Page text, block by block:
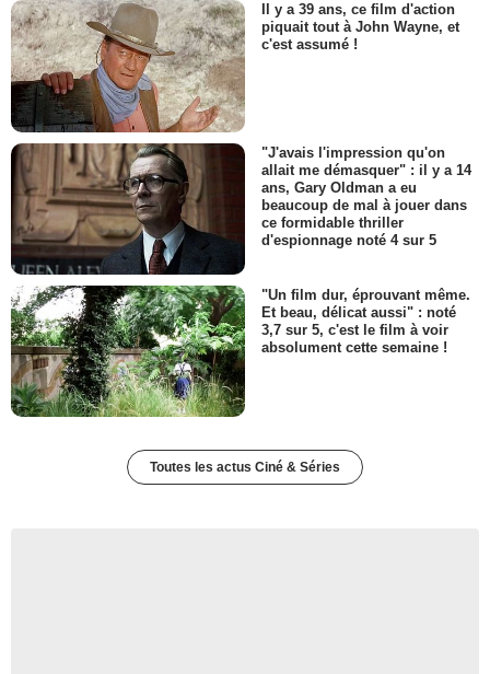
Il y a 39 ans, ce film d'action
piquait tout à John Wayne, et
c'est assumé !
"J'avais l'impression qu'on
allait me démasquer" : il y a 14
ans, Gary Oldman a eu
beaucoup de mal à jouer dans
ce formidable thriller
d'espionnage noté 4 sur 5
"Un film dur, éprouvant même.
Et beau, délicat aussi" : noté
3,7 sur 5, c'est le film à voir
absolument cette semaine !
Toutes les actus Ciné & Séries